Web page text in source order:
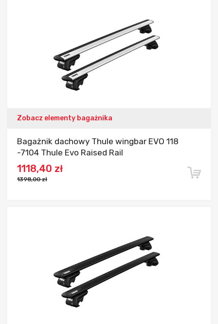
Zobacz elementy bagażnika
Bagażnik dachowy Thule wingbar EVO 118
-7104 Thule Evo Raised Rail
1118,40 zł
1398,00 zł